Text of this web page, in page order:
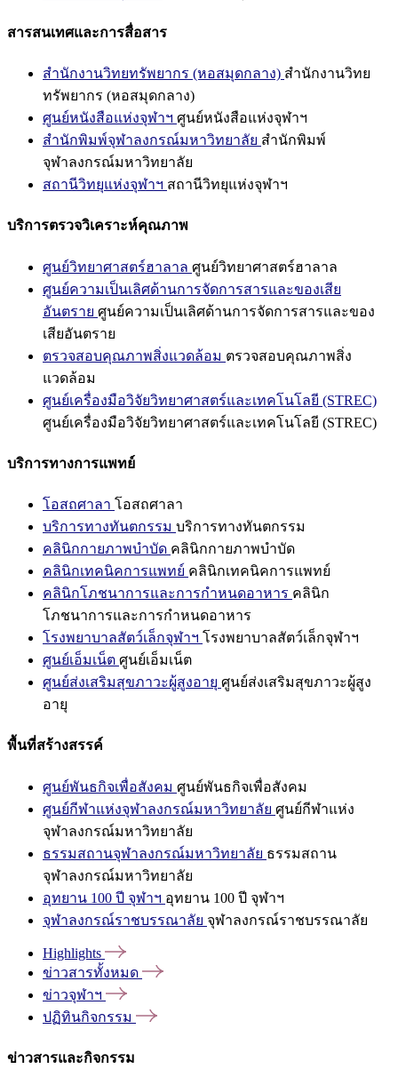
สารสนเทศและการสื่อสาร
สำนักงานวิทยทรัพยากร (หอสมุดกลาง) สำนักงานวิทย
ทรัพยากร (หอสมุดกลาง)
ศูนย์หนังสือแห่งจุฬาฯ ศูนย์หนังสือแห่งจุฬาฯ
สำนักพิมพ์จุฬาลงกรณ์มหาวิทยาลัย สำนักพิมพ์
จุฬาลงกรณ์มหาวิทยาลัย
สถานีวิทยุแห่งจุฬาฯ สถานีวิทยุแห่งจุฬาฯ
บริการตรวจวิเคราะห์คุณภาพ
ศูนย์วิทยาศาสตร์ฮาลาล ศูนย์วิทยาศาสตร์ฮาลาล
ศูนย์ความเป็นเลิศด้านการจัดการสารและของเสีย
อันตราย ศูนย์ความเป็นเลิศด้านการจัดการสารและของ
เสียอันตราย
ตรวจสอบคุณภาพสิ่งแวดล้อม ตรวจสอบคุณภาพสิ่ง
แวดล้อม
ศูนย์เครื่องมือวิจัยวิทยาศาสตร์และเทคโนโลยี (STREC)
ศูนย์เครื่องมือวิจัยวิทยาศาสตร์และเทคโนโลยี (STREC)
บริการทางการแพทย์
โอสถศาลา โอสถศาลา
บริการทางทันตกรรม บริการทางทันตกรรม
คลินิกกายภาพบำบัด คลินิกกายภาพบำบัด
คลินิกเทคนิคการแพทย์ คลินิกเทคนิคการแพทย์
คลินิกโภชนาการและการกำหนดอาหาร คลินิก
โภชนาการและการกำหนดอาหาร
โรงพยาบาลสัตว์เล็กจุฬาฯ โรงพยาบาลสัตว์เล็กจุฬาฯ
ศูนย์เอ็มเน็ต ศูนย์เอ็มเน็ต
ศูนย์ส่งเสริมสุขภาวะผู้สูงอายุ ศูนย์ส่งเสริมสุขภาวะผู้สูง
อายุ
พื้นที่สร้างสรรค์
ศูนย์พันธกิจเพื่อสังคม ศูนย์พันธกิจเพื่อสังคม
ศูนย์กีฬาแห่งจุฬาลงกรณ์มหาวิทยาลัย ศูนย์กีฬาแห่ง
จุฬาลงกรณ์มหาวิทยาลัย
ธรรมสถานจุฬาลงกรณ์มหาวิทยาลัย ธรรมสถาน
จุฬาลงกรณ์มหาวิทยาลัย
อุทยาน 100 ปี จุฬาฯ อุทยาน 100 ปี จุฬาฯ
จุฬาลงกรณ์ราชบรรณาลัย จุฬาลงกรณ์ราชบรรณาลัย
Highlights
ข่าวสารทั้งหมด
ข่าวจุฬาฯ
ปฏิทินกิจกรรม
ข่าวสารและกิจกรรม